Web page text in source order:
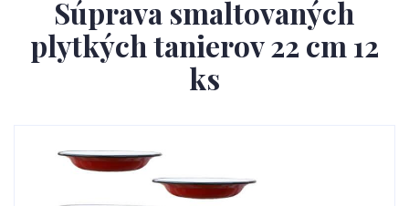
Súprava smaltovaných
plytkých tanierov 22 cm 12
ks